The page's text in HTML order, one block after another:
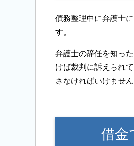
債務整理中に弁護士
す。
弁護士の辞任を知っ
けば裁判に訴えられ
さなければいけません
借金